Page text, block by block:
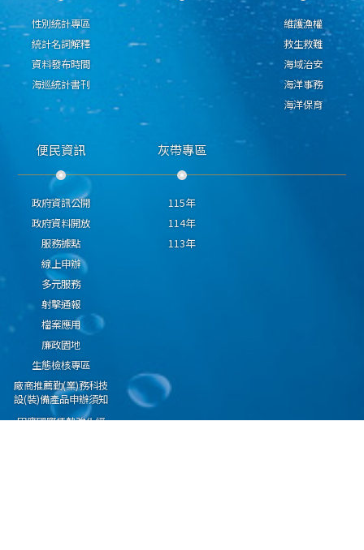
性別統計專區
統計名詞解釋
資料發布時間
海巡統計書刊
維護漁權
救生救難
海域治安
海洋事務
海洋保育
便民資訊
政府資訊公開
政府資料開放
服務據點
線上申辦
多元服務
射擊通報
檔案應用
廉政園地
生態檢核專區
廠商推薦勤(業)務科技
設(裝)備產品申辦須知
因應國際情勢強化經
灰帶專區
115年
114年
113年